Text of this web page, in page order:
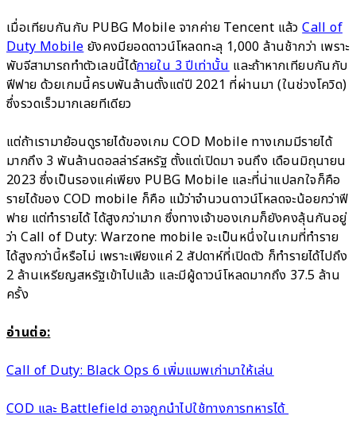
เมื่อเทียบกันกับ PUBG Mobile จากค่าย Tencent แล้วCall of
Duty Mobile ยังคงมียอดดาวน์โหลดทะลุ 1,000 ล้านช้ากว่า เพราะ
พับจีสามารถทำตัวเลขนี้ได้ภายใน 3 ปีเท่านั้น และถ้าหากเทียบกันกับ
ฟีฟาย ด้วยเกมนี้ครบพันล้านตั้งแต่ปี 2021 ที่ผ่านมา (ในช่วงโควิด)
ซึ่งรวดเร็วมากเลยทีเดียว
แต่ถ้าเรามาย้อนดูรายได้ของเกม COD Mobile ทางเกมมีรายได้
มากถึง 3 พันล้านดอลล่าร์สหรัฐ ตั้งแต่เปิดมา จนถึง เดือนมิถุนายน
2023 ซึ่งเป็นรองแค่เพียง PUBG Mobile และที่น่าแปลกใจก็คือ
รายได้ของ COD mobile ก็คือ แม้ว่าจำนวนดาวน์โหลดจะน้อยกว่าฟี
ฟาย แต่ทำรายได้ ได้สูงกว่ามาก ซึ่งทางเจ้าของเกมก็ยังคงลุ้นกันอยู่
ว่า Call of Duty: Warzone mobile จะเป็นหนึ่งในเกมที่ทำราย
ได้สูงกว่านี้หรือไม่ เพราะเพียงแค่ 2 สัปดาห์ที่เปิดตัว ก็ทำรายได้ไปถึง
2 ล้านเหรียญสหรัฐเข้าไปแล้ว และมีผู้ดาวน์โหลดมากถึง 37.5 ล้าน
ครั้ง
อ่านต่อ:
Call of Duty: Black Ops 6 เพิ่มแมพเก่ามาให้เล่น
COD และ Battlefield อาจถูกนำไปใช้ทางการทหารได้